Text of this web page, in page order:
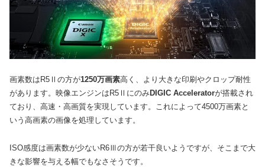
画素数はR5Ⅱの方が1250万画素高く、より大きな印刷やクロップ耐性
があります。映像エンジンはR5ⅡにのみDIGIC Acceleratorが搭載され
ており、高速・高画質を実現しています。これによって4500万画素と
いう高画素の画像を処理しています。
ISO感度は画素数が少ないR6Ⅲの方が若干良いようですが、そこまで大
きな影響を与える幅でもなさそうです。